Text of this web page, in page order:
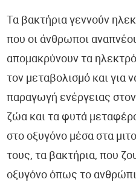
Διαγνωστικές Εξετάσεις
Τα βακτήρια γεννούν
που οι άνθρωποι
απομακρύνουν τα
τον μεταβολισμό και για
παραγωγή ενέργειας
ζώα και τα φυτά
στο οξυγόνο μέσα στα
τους, τα βακτήρια, που
οξυγόνο όπως το